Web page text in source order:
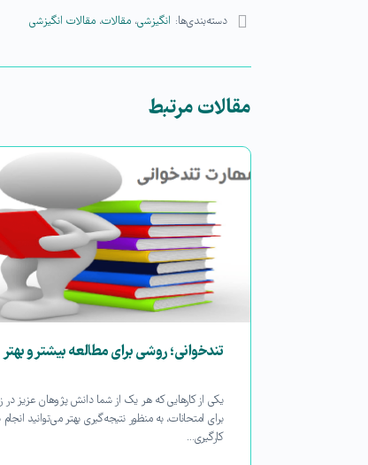
دسته‌بندی‌ها: انگیزشی، مقالات، مقالات انگیزشی
مقالات مرتبط
تندخوانی؛ روشی برای مطالعه بیشتر و بهتر
یکی از کارهایی که هر یک از شما دانش پژوهان عزیز در
برای امتحانات، به منظور نتیجه‌گیری بهتر می‌توانید انجام
کارگیری…